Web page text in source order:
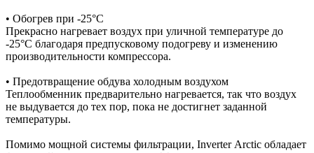
• Обогрев при -25°С
Прекрасно нагревает воздух при уличной температуре до
-25°С благодаря предпусковому подогреву и изменению
производительности компрессора.
• Предотвращение обдува холодным воздухом
Теплообменник предварительно нагревается, так что воздух
не выдувается до тех пор, пока не достигнет заданной
температуры.
Помимо мощной системы фильтрации, Inverter Arctic обладает